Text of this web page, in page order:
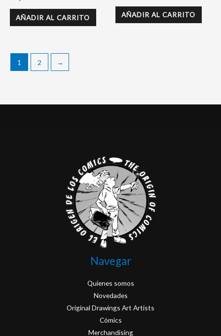
AÑADIR AL CARRITO AÑADIR AL CARRITO
1 2 →
Navegar
Quienes somos
Novedades
Original Drawings Art Artists
Cómics
Merchandising